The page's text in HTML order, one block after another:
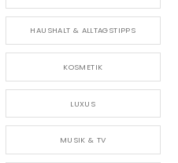
HAUSHALT & ALLTAGSTIPPS
KOSMETIK
LUXUS
MUSIK & TV